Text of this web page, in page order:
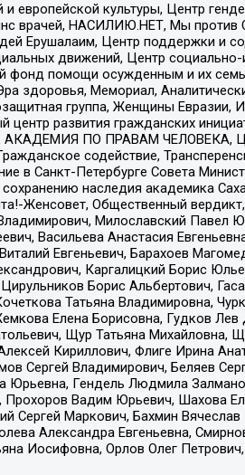
европейской культуры, Центр
врачей, НАСИЛИЮ.НЕТ, Мы
Ерушалаим, Центр поддержки и
движений, Центр
фонд помощи осужденным и их
здоровья, Мемориал,
группа, Женщины Евразии,
развития гражданских
АКАДЕМИЯ ПО ПРАВАМ ЧЕЛОВЕКА,
содействие,
в Санкт-Петербурге Совета
наследия академика
Женсовет, Общественный
Милославский Павел
Васильева Анастасия
Евгеньевич, Барахоев
Каргалицкий Борис
Борис Альбертович,
Татьяна Владимировна,
Елена Борисовна, Гудков
Щур Татьяна Михайловна,
Кириллович, Флиге Ирина
Сергей Владимирович, Беляев
Юрьевна, Гендель Людмила
Вадим Юрьевич, Шахова
Сергей Маркович, Бахмин
Александра Евгеньевна,
Иосифовна, Орлов Олег